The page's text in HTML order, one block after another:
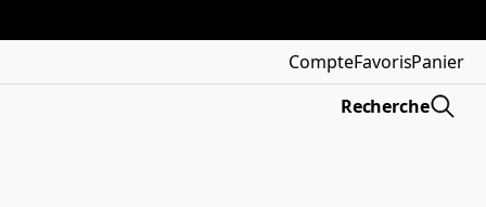
CompteFavorisPanier
Recherche